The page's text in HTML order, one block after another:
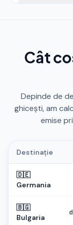
condiții poți
Cât
Depinde de
ghicești, am
emise
Destinație
🇩🇪
Germania
🇧🇬
Bulgaria